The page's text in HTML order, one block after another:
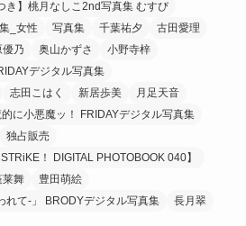
き】桃月なしこ2nd写真集 むすび
_女性 写真集 千葉祐夕
古田愛理
優乃 奥山かずさ
小野寺梓
デジタル写真集
志田こはく 新居歩美
月足天音
に小悪魔ッ！ FRIDAYデジタル写真集
独占販売
！ DIGITAL PHOTOBOOK 040】
莱舞
豊田萌絵
れて-」 BRODYデジタル写真集
長月翠